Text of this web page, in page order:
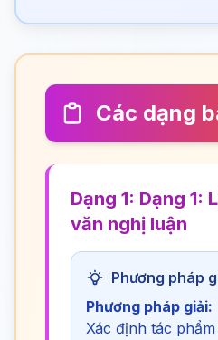
Các dạng
Dạng 1: Dạng 1:
văn nghị luận
Phương pháp
Phương pháp giải:
Xác định tác